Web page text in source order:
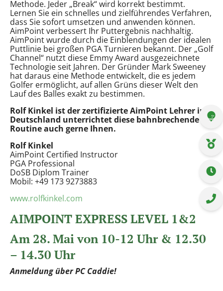
Methode. Jeder „Break“ wird korrekt bestimmt.
Lernen Sie ein schnelles und zielführendes Verfahren,
dass Sie sofort umsetzen und anwenden können.
AimPoint verbessert Ihr Puttergebnis nachhaltig.
AimPoint wurde durch die Einblendungen der idealen
Puttlinie bei großen PGA Turnieren bekannt. Der „Golf
Channel“ nutzt diese Emmy Award ausgezeichnete
Technologie seit Jahren. Der Gründer Mark Sweeney
hat daraus eine Methode entwickelt, die es jedem
Golfer ermöglicht, auf allen Grüns dieser Welt den
Lauf des Balles exakt zu bestimmen.
Rolf Kinkel ist der zertifizierte AimPoint Lehrer in
Deutschland unterrichtet diese bahnbrechende
Routine auch gerne Ihnen.
Rolf Kinkel
AimPoint Certified Instructor
PGA Professional
DoSB Diplom Trainer
Mobil: +49 173 9273883
www.rolfkinkel.com
AIMPOINT EXPRESS LEVEL 1&2
Am 28. Mai von 10-12 Uhr & 12.30
– 14.30 Uhr
Anmeldung über PC Caddie!